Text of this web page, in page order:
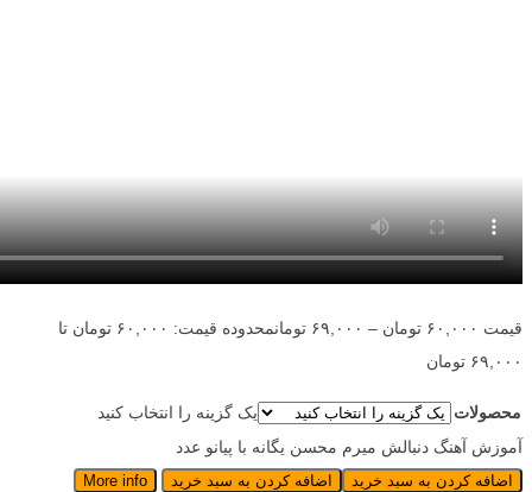
قیمت ۶۰,۰۰۰ تومان – ۶۹,۰۰۰ تومان
محدوده قیمت: ۶۰,۰۰۰ تومان تا
۶۹,۰۰۰ تومان
محصولات
یک گزینه را انتخاب کنید
آموزش آهنگ دنبالش میرم محسن یگانه با پیانو عدد
اضافه کردن به سبد خرید اضافه کردن به سبد خرید More info